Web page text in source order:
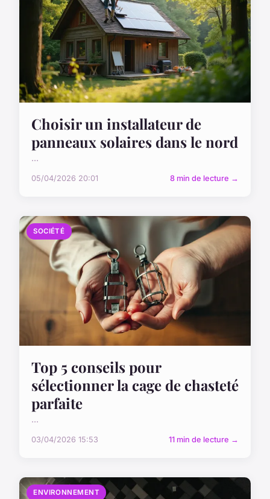
Choisir un installateur de
panneaux solaires dans le nord
...
05/04/2026 20:01 8 min de lecture →
SOCIÉTÉ
Top 5 conseils pour
sélectionner la cage de chasteté
parfaite
...
03/04/2026 15:53 11 min de lecture →
ENVIRONNEMENT